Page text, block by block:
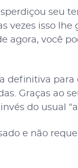
seu
vezes isso
agora, você
definitiva
Graças ao
do usual
e não